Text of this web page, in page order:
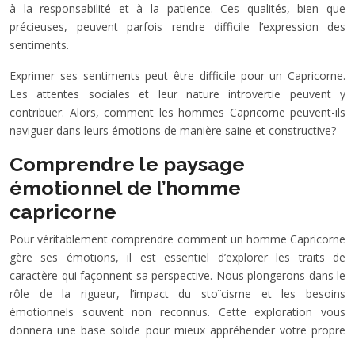
à la responsabilité et à la patience. Ces qualités, bien que
précieuses, peuvent parfois rendre difficile l’expression des
sentiments.
Exprimer ses sentiments peut être difficile pour un Capricorne.
Les attentes sociales et leur nature introvertie peuvent y
contribuer. Alors, comment les hommes Capricorne peuvent-ils
naviguer dans leurs émotions de manière saine et constructive?
Comprendre le paysage
émotionnel de l’homme
capricorne
Pour véritablement comprendre comment un homme Capricorne
gère ses émotions, il est essentiel d’explorer les traits de
caractère qui façonnent sa perspective. Nous plongerons dans le
rôle de la rigueur, l’impact du stoïcisme et les besoins
émotionnels souvent non reconnus. Cette exploration vous
donnera une base solide pour mieux appréhender votre propre